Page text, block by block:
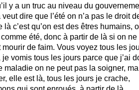
y a un truc au niveau du
dire que l’été on n’a pas le droit
là c’est qu’on est des êtres humains,
été, donc à partir de là si on ne
mourir de faim. Vous voyez tous les
je vomis tous les jours parce que j’ai
maladie on ne peut pas la soigner, ma
elle est là, tous les jours je crache,